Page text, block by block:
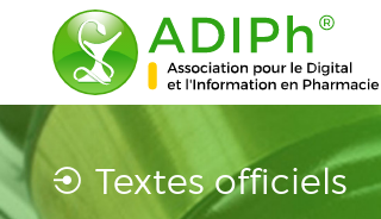
Textes officiels